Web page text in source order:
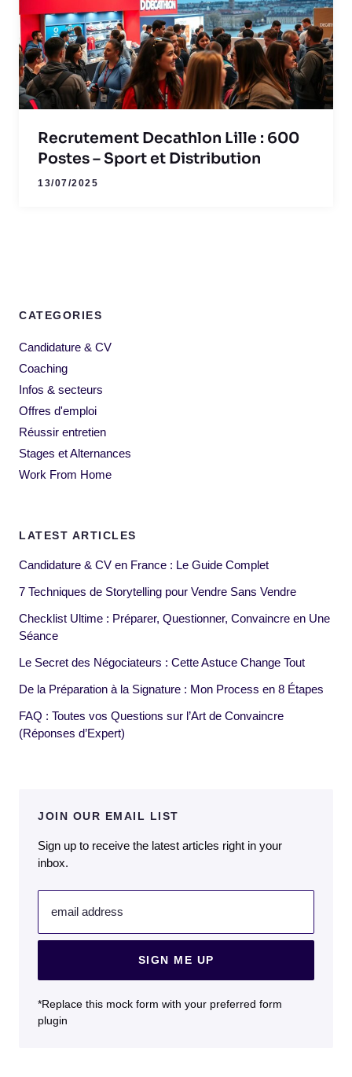
Recrutement Decathlon Lille : 600
Postes – Sport et Distribution
13/07/2025
CATEGORIES
Candidature & CV
Coaching
Infos & secteurs
Offres d'emploi
Réussir entretien
Stages et Alternances
Work From Home
LATEST ARTICLES
Candidature & CV en France : Le Guide Complet
7 Techniques de Storytelling pour Vendre Sans Vendre
Checklist Ultime : Préparer, Questionner, Convaincre en Une
Séance
Le Secret des Négociateurs : Cette Astuce Change Tout
De la Préparation à la Signature : Mon Process en 8 Étapes
FAQ : Toutes vos Questions sur l’Art de Convaincre
(Réponses d’Expert)
JOIN OUR EMAIL LIST
Sign up to receive the latest articles right in your
inbox.
email address
SIGN ME UP
*Replace this mock form with your preferred form
plugin